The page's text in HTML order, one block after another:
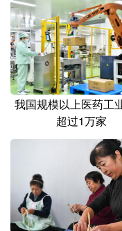
我国规模以上医药工
超过1万家